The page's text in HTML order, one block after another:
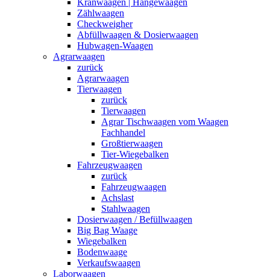
Kranwaagen | Hängewaagen
Zählwaagen
Checkweigher
Abfüllwaagen & Dosierwaagen
Hubwagen-Waagen
Agrarwaagen
zurück
Agrarwaagen
Tierwaagen
zurück
Tierwaagen
Agrar Tischwaagen vom Waagen
Fachhandel
Großtierwaagen
Tier-Wiegebalken
Fahrzeugwaagen
zurück
Fahrzeugwaagen
Achslast
Stahlwaagen
Dosierwaagen / Befüllwaagen
Big Bag Waage
Wiegebalken
Bodenwaage
Verkaufswaagen
Laborwaagen